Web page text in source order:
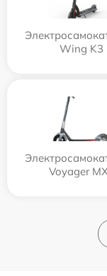
Wing K3
Voyager